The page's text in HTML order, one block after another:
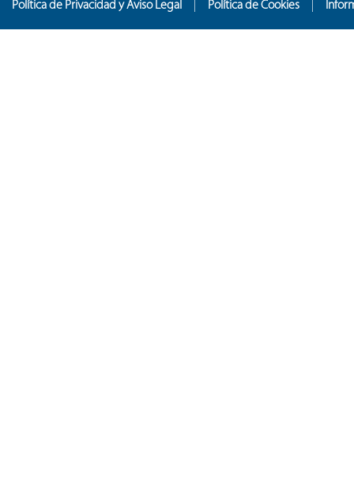
Política de Privacidad y Aviso Legal Política de Cookies